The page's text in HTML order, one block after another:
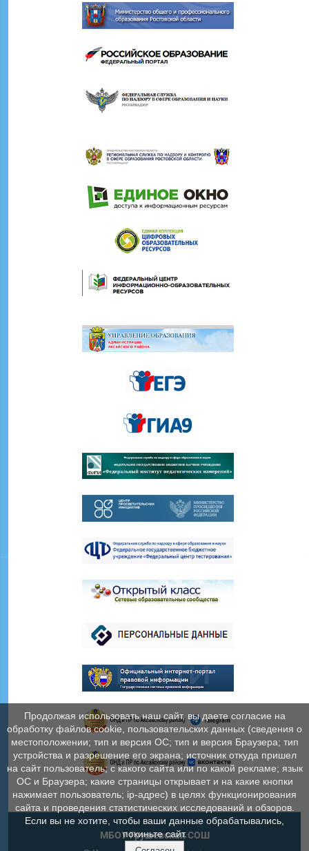
МБОУ Грушевская СОШ
Продолжая использовать наш сайт, вы даете согласие на
обработку файлов cookie, пользовательских данных (сведения о
местоположении; тип и версия ОС; тип и версия Браузера; тип
устройства и разрешение его экрана; источник откуда пришел
на сайт пользователь; с какого сайта или по какой рекламе; язык
ОС и Браузера; какие страницы открывает и на какие кнопки
нажимает пользователь; ip-адрес) в целях функционирования
сайта и проведения статистических исследований и обзоров.
Если вы не хотите, чтобы ваши данные обрабатывались,
покиньте сайт.